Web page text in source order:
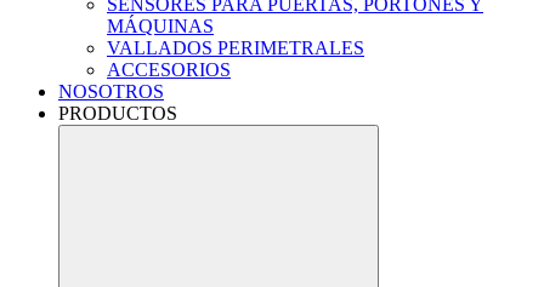
SENSORES PARA PUERTAS, PORTONES Y
MÁQUINAS
VALLADOS PERIMETRALES
ACCESORIOS
NOSOTROS
PRODUCTOS